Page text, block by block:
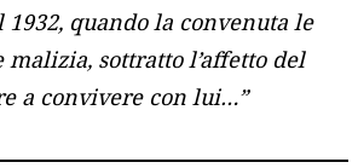
quando la convenuta le
malizia, sottratto l’affetto del
a convivere con lui…”